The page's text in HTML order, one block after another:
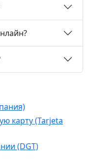
карту (Tarjeta
(DGT)